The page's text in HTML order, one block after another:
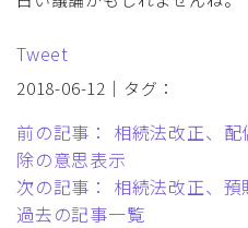
Tweet
2018-06-12｜タグ：
前の記事： 相続法改正、
除の意思表示
次の記事： 相続法改正、預
過去の記事一覧